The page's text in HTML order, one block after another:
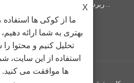
کاربردی با تعداد زیادی از نقاط اندازه
X
ما از کوکی ها استفاده
بهتری به شما ارائه
تحلیل کنیم و محتوا
استفاده از این سایت،
ها موافقت می کنید.